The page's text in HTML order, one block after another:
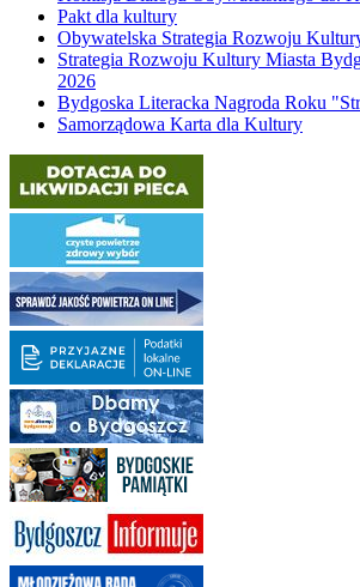
Pakt dla kultury
Obywatelska Strategia Rozwoju
Strategia Rozwoju Kultury Miasta
2026
Bydgoska Literacka Nagroda Roku
Samorządowa Karta dla Kultury